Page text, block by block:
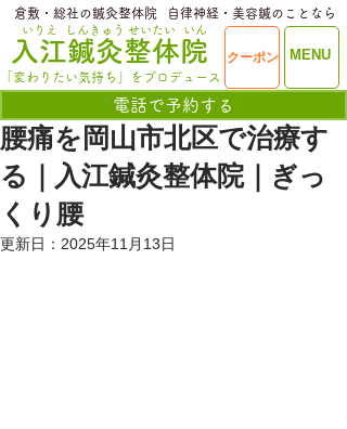
ME
​入江鍼灸整体院
いりえ
MENU
クーポン
電話で予約する
せいたい
しんきゅう いん
「変わりたい気持ち」をプロデュース
​倉敷・総社の鍼灸整体院 ​自律神経・美容鍼のことなら
腰痛を岡山市北区で治療す
る｜入江鍼灸整体院｜ぎっ
くり腰
更新日： 2025年11月13日